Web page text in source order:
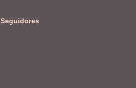
Seguidores